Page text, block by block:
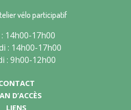
vélo participatif
14h00-17h00
: 14h00-17h00
: 9h00-12h00
D’ACCÈS
LIENS